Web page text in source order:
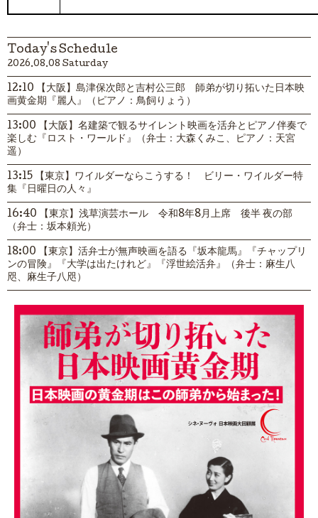
Today's Schedule
2026.08.08 Saturday
12:10 【大阪】島津保次郎と吉村公三郎 師弟が切り拓いた日本映
画黄金期『麗人』（ピアノ：鳥飼りょう）
13:00 【大阪】名建築で観るサイレント映画を活弁とピアノ伴奏で
楽しむ『ロスト・ワールド』（弁士：大森くみこ、ピアノ：天宮
遥）
13:15 【東京】ワイルダーならこうする！ ビリー・ワイルダー特
集『日曜日の人々』
16:40 【東京】浅草演芸ホール 令和8年8月上席 後半 夜の部
（弁士：坂本頼光）
18:00 【東京】活弁士が無声映画を語る『坂本龍馬』『チャップリ
ンの冒険』『大学は出たけれど』『浮世絵活弁』（弁士：麻生八
咫、麻生子八咫）